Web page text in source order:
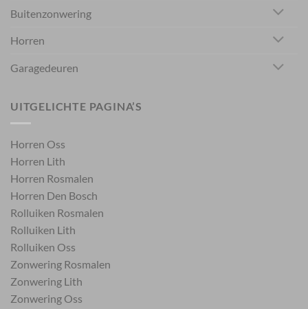
Buitenzonwering
Horren
Garagedeuren
UITGELICHTE PAGINA’S
Horren Oss
Horren Lith
Horren Rosmalen
Horren Den Bosch
Rolluiken Rosmalen
Rolluiken Lith
Rolluiken Oss
Zonwering Rosmalen
Zonwering Lith
Zonwering Oss